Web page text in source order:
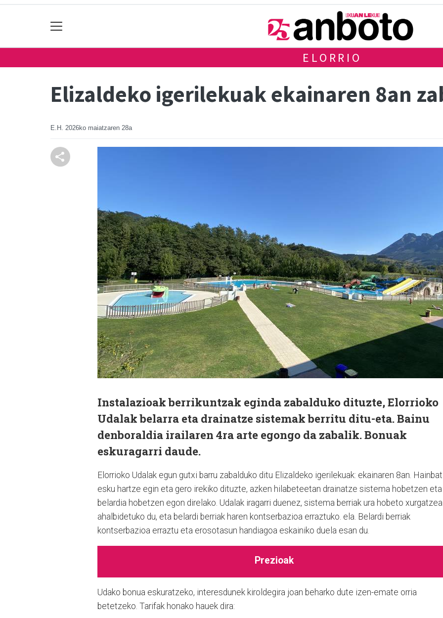
ELORRIO
Elizaldeko igerilekuak ekainaren 8an
E.H. 2026ko maiatzaren 28a
Instalazioak berrikuntzak eginda zabalduko dituzte, Elorrioko
Udalak belarra eta drainatze sistemak berritu ditu-eta. Bainu
denboraldia irailaren 4ra arte egongo da zabalik. Bonuak
eskuragarri daude.
Elorrioko Udalak egun gutxi barru zabalduko ditu Elizaldeko igerilekuak: ekainaren 8an. Hainbat
esku hartze egin eta gero irekiko dituzte, azken hilabeteetan drainatze sistema hobetzen eta
belardia hobetzen egon direlako. Udalak iragarri duenez, sistema berriak ura hobeto xurgatzea
ahalbidetuko du, eta belardi berriak haren kontserbazioa erraztuko. ela. Belardi berriak
kontserbazioa erraztu eta erosotasun handiagoa eskainiko duela esan du.
Prezioak
Udako bonua eskuratzeko, interesdunek kiroldegira joan beharko dute izen-emate orria
betetzeko. Tarifak honako hauek dira: